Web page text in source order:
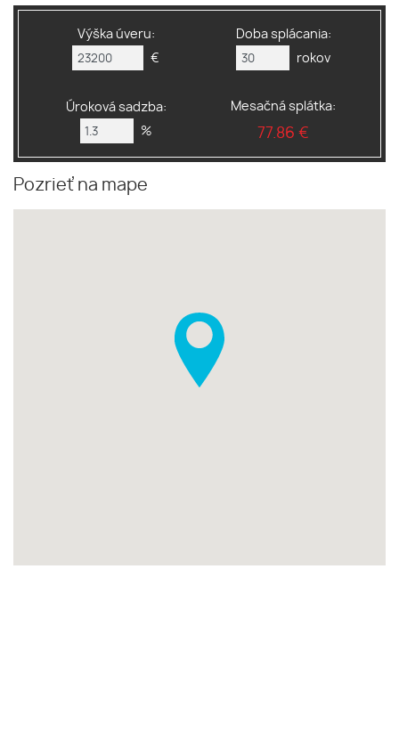
Výška úveru:
€
Doba splácania:
rokov
Úroková sadzba:
%
Mesačná splátka:
77.86 €
Pozrieť na mape